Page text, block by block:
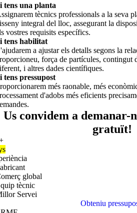
tens una planta
tècnics professionals a la seva
integral del lloc, assegurant la
vostres requisits específics.
tens habilitat
a ajustar els detalls segons la
força de partícules, contingut
i altres dades científiques.
tens pressupost
més raonable, més
d'adobs més eficients
Us convidem a demanar-
gratuït!
global
tècnic
Servei
Obteniu